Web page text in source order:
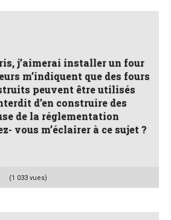
j’aimerai installer un four
m’indiquent que des fours
peuvent être utilisés
d’en construire des
de la réglementation
vous m’éclairer à ce sujet ?
(1 033 vues)